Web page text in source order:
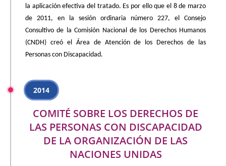
la aplicación efectiva del tratado. Es por ello que el 8 de marzo
de 2011, en la sesión ordinaria número 227, el Consejo
Consultivo de la Comisión Nacional de los Derechos Humanos
(CNDH) creó el Área de Atención de los Derechos de las
Personas con Discapacidad.
COMITÉ SOBRE LOS DERECHOS DE
LAS PERSONAS CON DISCAPACIDAD
DE LA ORGANIZACIÓN DE LAS
NACIONES UNIDAS
2014